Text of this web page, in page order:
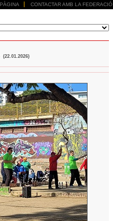
CONTACTAR AMB LA FEDERACIÓ
(22.01.2026)